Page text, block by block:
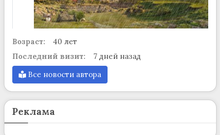
Возраст:
40 лет
Последний визит:
7 дней назад
Все новости автора
Реклама